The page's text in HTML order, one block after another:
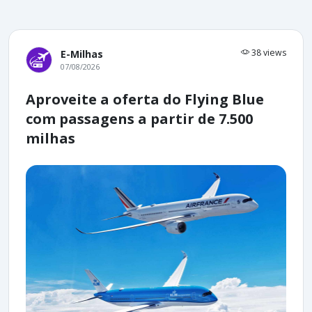
E-Milhas 38 views
07/08/2026
Aproveite a oferta do Flying Blue
com passagens a partir de 7.500
milhas